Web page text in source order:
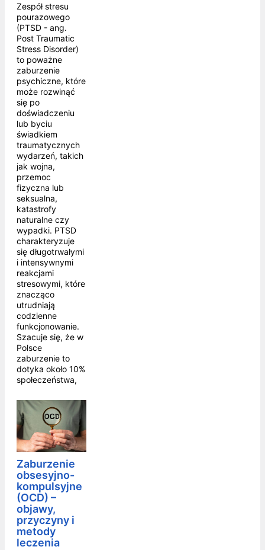
Zespół stresu
pourazowego
(PTSD - ang.
Post Traumatic
Stress Disorder)
to poważne
zaburzenie
psychiczne, które
może rozwinąć
się po
doświadczeniu
lub byciu
świadkiem
traumatycznych
wydarzeń, takich
jak wojna,
przemoc
fizyczna lub
seksualna,
katastrofy
naturalne czy
wypadki. PTSD
charakteryzuje
się długotrwałymi
i intensywnymi
reakcjami
stresowymi, które
znacząco
utrudniają
codzienne
funkcjonowanie.
Szacuje się, że w
Polsce
zaburzenie to
dotyka około 10%
społeczeństwa,
Zaburzenie
obsesyjno-
kompulsyjne
(OCD) –
objawy,
przyczyny i
metody
leczenia